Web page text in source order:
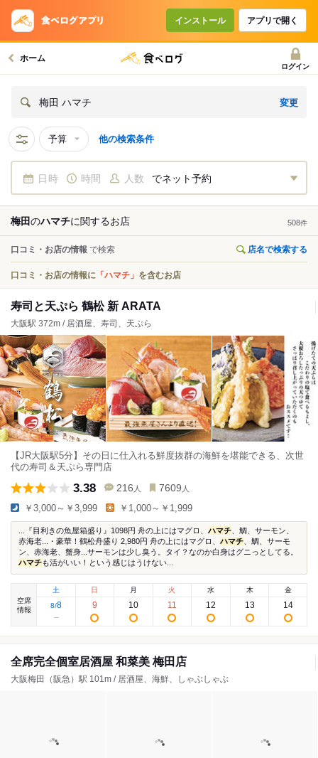
インストール アプリで開く
ホーム
ログイン
梅田 ハマチ 変更
予算 他の検索条件
日時 時間 人数 でネット予約
梅田のハマチに関するお店 508件
口コミ・お店の情報 で検索 店名で検索する
口コミ・お店の情報に 「ハマチ」 を含むお店
寿司と天ぷら 鶴松 新 ARATA
大阪駅 372m / 居酒屋、寿司、天ぷら
【JR大阪駅5分】その日に仕入れる鮮度抜群の海鮮を堪能できる、次世
代の寿司＆天ぷら専門店
3.38 216 人 7609 人
￥3,000～￥3,999 ￥1,000～￥1,999
...『目利きの魚屋箱盛り』1098円 舟の上にはマグロ、 ハマチ 、鯛、サーモン、
赤海老...・豪華！鶴松舟盛り 2,980円 舟の上にはマグロ、 ハマチ 、鯛、サーモ
ン、赤海老、蟹身...サーモンは少し臭う。タイ？なのか白身はグニっとしてる。
ハマチも活がいい！という感じはうけない...
空席
情報
土
8/8
日
9
月
10
火
11
水
12
木
13
金
14
全席完全個室居酒屋 和菜美 梅田店
大阪梅田（阪急）駅 101m / 居酒屋、海鮮、しゃぶしゃぶ